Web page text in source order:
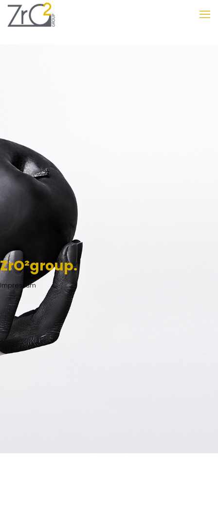
ZrO²group.
Impressum